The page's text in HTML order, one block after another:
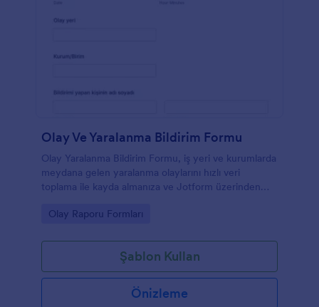
Olay Ve Yaralanma Bildirim Formu
Olay Yaralanma Bildirim Formu, iş yeri ve kurumlarda
meydana gelen yaralanma olaylarını hızlı veri
toplama ile kayda almanıza ve Jotform üzerinden
yardımcı olur.
Go to Category:
Olay Raporu Formları
Şablon Kullan
Önizleme